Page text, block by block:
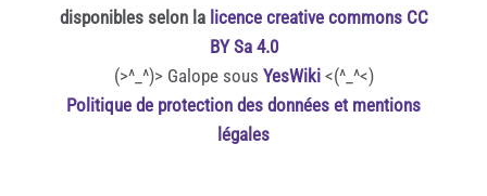
disponibles selon la licence creative commons CC
BY Sa 4.0
(>^_^)> Galope sous YesWiki<(^_^<)
Politique de protection des données et mentions
légales